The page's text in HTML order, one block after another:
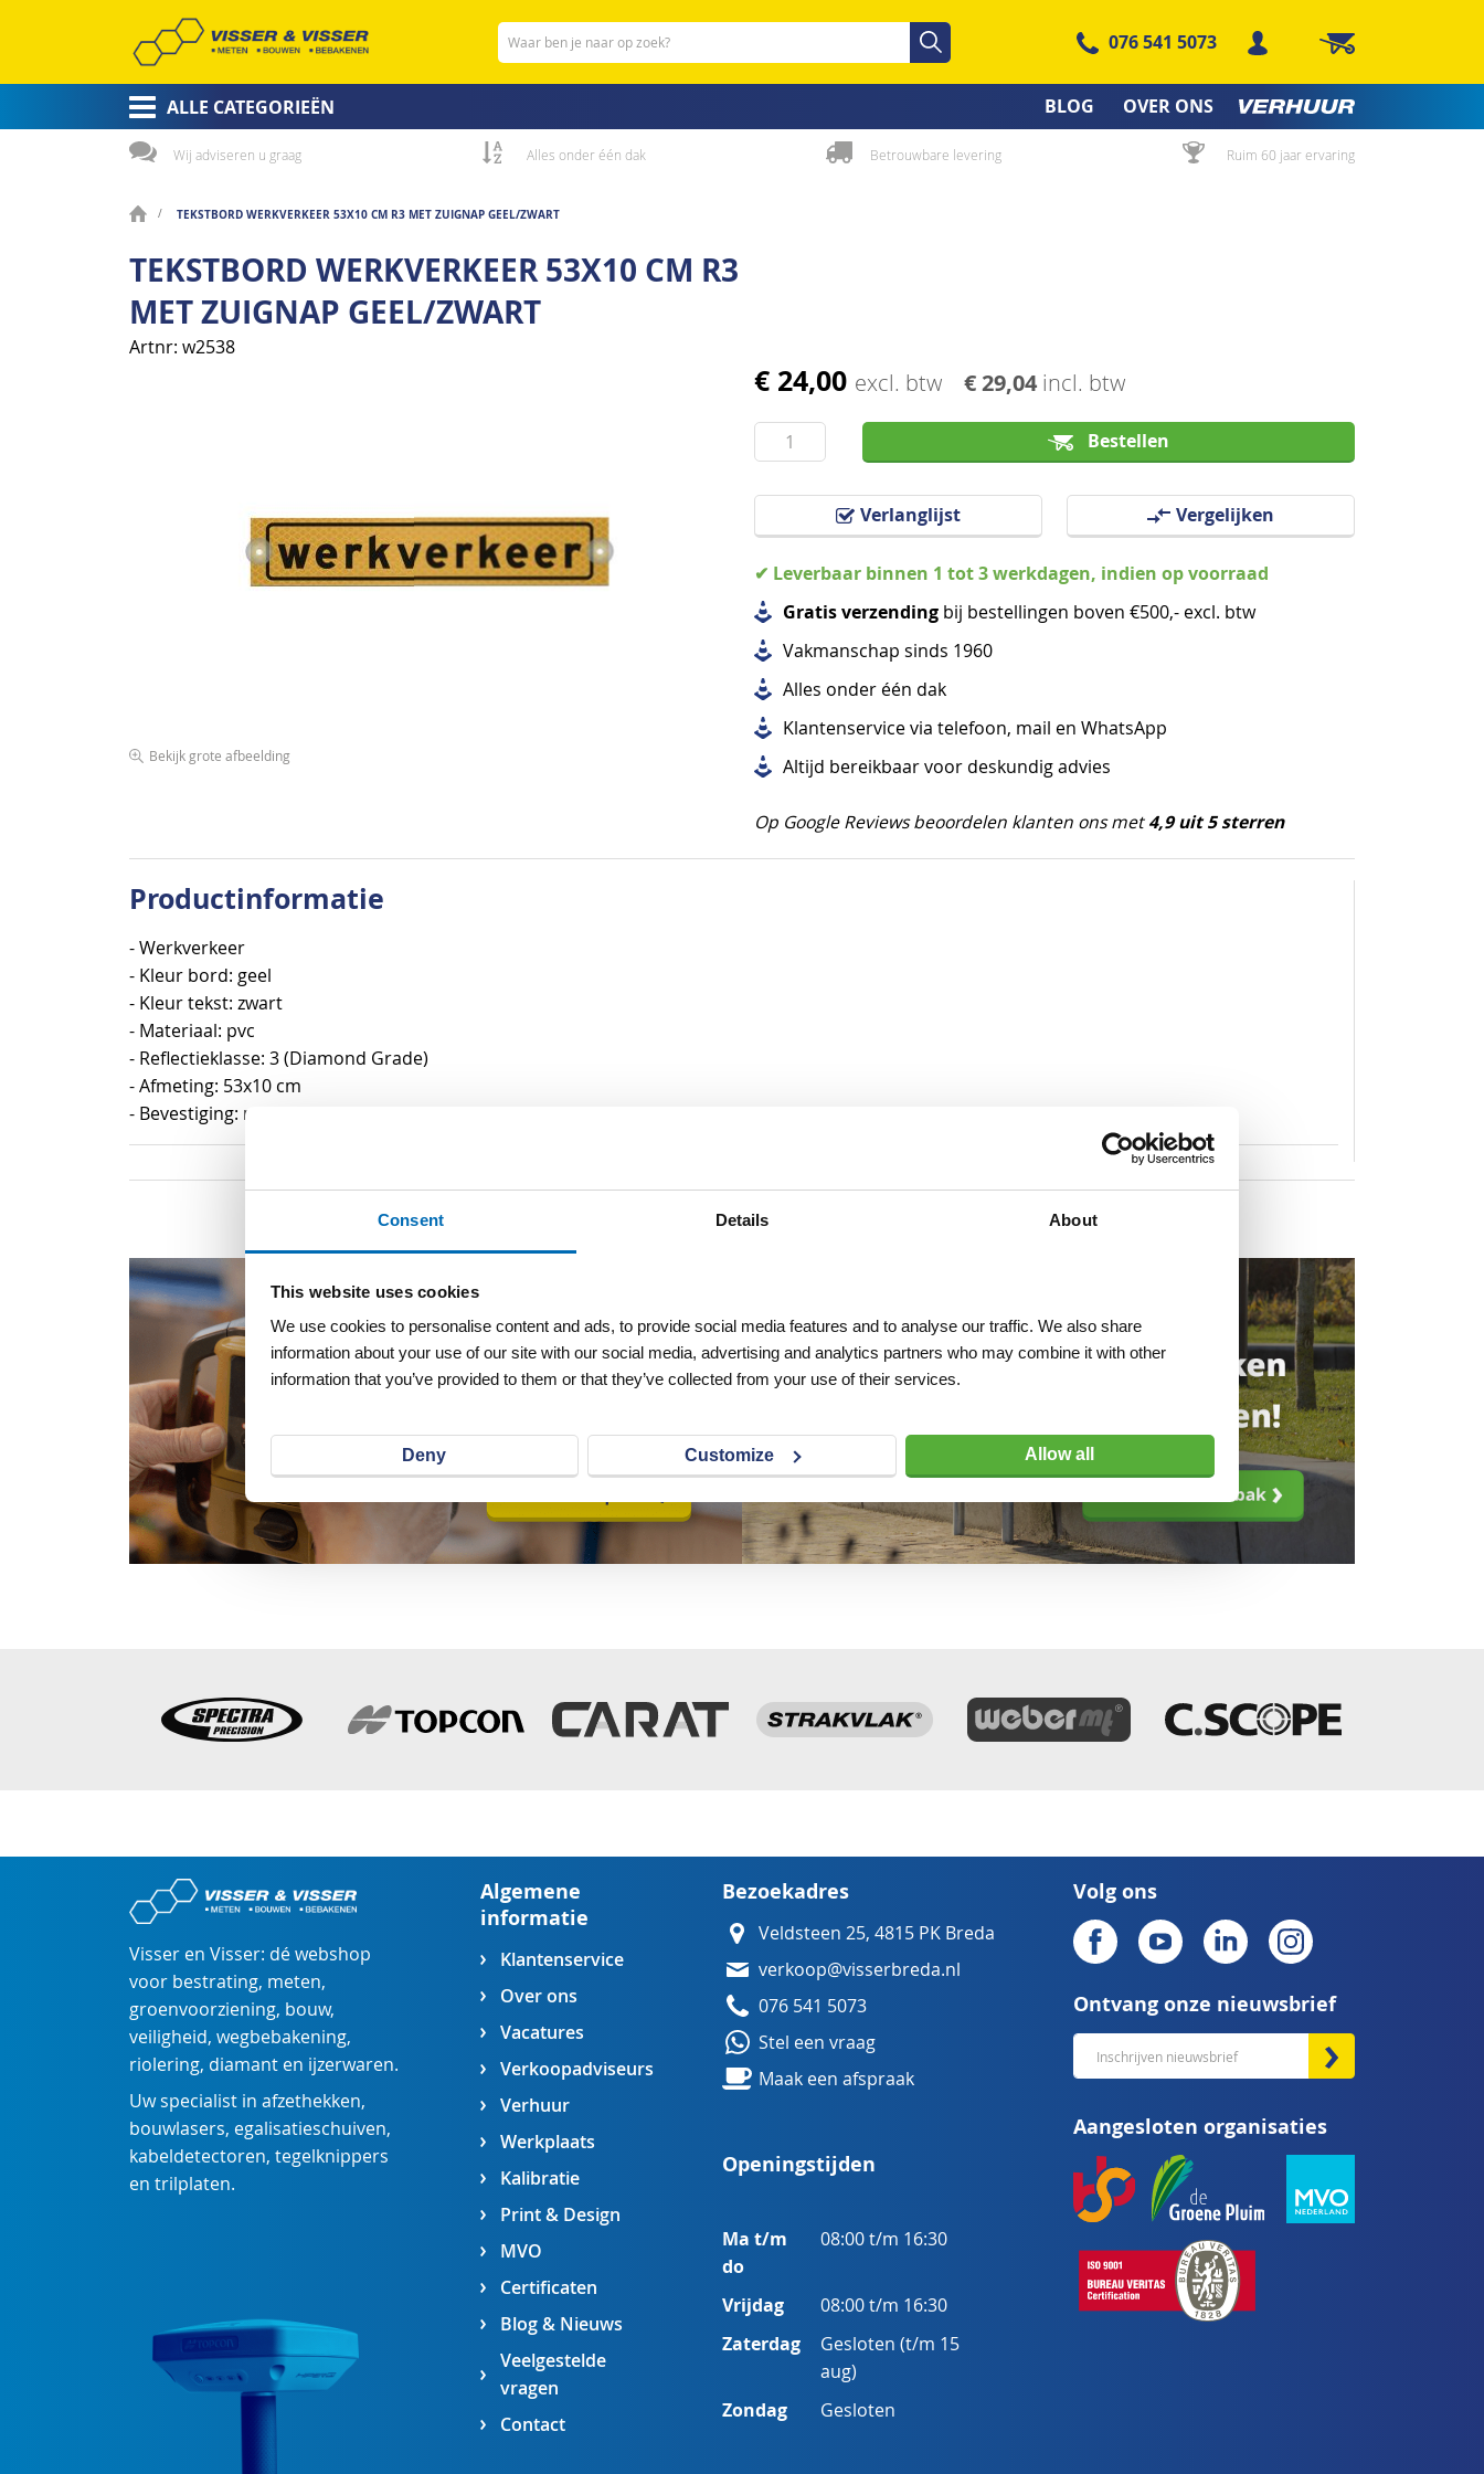
Consent Details About
This website uses cookies
We use cookies to personalise content and ads, to provide social media features and to analyse our traffic. We also share
information about your use of our site with our social media, advertising and analytics partners who may combine it with other
information that you’ve provided to them or that they’ve collected from your use of their services.
Deny Customize Allow all
Zoeken Zoeken
076 541 5073 Winkelwagen
ALLE CATEGORIEËN BLOG OVER ONS
Wij adviseren u graag Alles onder één dak Betrouwbare levering Ruim 60 jaar ervaring
TEKSTBORD WERKVERKEER 53X10 CM R3 MET ZUIGNAP GEEL/ZWART
TEKSTBORD WERKVERKEER 53X10 CM R3
MET ZUIGNAP GEEL/ZWART
Artnr w2538
€ 24,00 excl. btw € 29,04 incl. btw
Bestellen
Verlanglijst Vergelijken
✔ Leverbaar binnen 1 tot 3 werkdagen, indien op voorraad
Gratis verzending bij bestellingen boven €500,- excl. btw
Vakmanschap sinds 1960
Alles onder één dak
Klantenservice via telefoon, mail en WhatsApp
Altijd bereikbaar voor deskundig advies
Op Google Reviews beoordelen klanten ons met4,9 uit 5 sterren
Bekijk grote afbeelding
Ga
de
Productinformatie
- Werkverkeer
- Kleur bord: geel
- Kleur tekst: zwart
- Materiaal: pvc
- Reflectieklasse: 3 (Diamond Grade)
- Afmeting: 53x10 cm
- Bevestiging: met zuignap
Visser en Visser: dé webshop
voor bestrating, meten,
groenvoorziening, bouw,
veiligheid, wegbebakening,
riolering, diamant en ijzerwaren.
Uw specialist in afzethekken,
bouwlasers, egalisatieschuiven,
kabeldetectoren, tegelknippers
en trilplaten.
Algemene
informatie
Klantenservice
Over ons
Vacatures
Verkoopadviseurs
Verhuur
Werkplaats
Kalibratie
Print & Design
MVO
Certificaten
Blog & Nieuws
Veelgestelde
vragen
Contact
Bezoekadres
Veldsteen 25, 4815 PK Breda
verkoop@visserbreda.nl
076 541 5073
Stel een vraag
Maak een afspraak
Openingstijden
Ma t/m
do
08:00 t/m 16:30
Vrijdag 08:00 t/m 16:30
Zaterdag
Gesloten (t/m 15
aug)
Zondag Gesloten
Volg ons
Ontvang onze nieuwsbrief
Abonneer
u
onze
nieuwsbrief
Aangesloten organisaties